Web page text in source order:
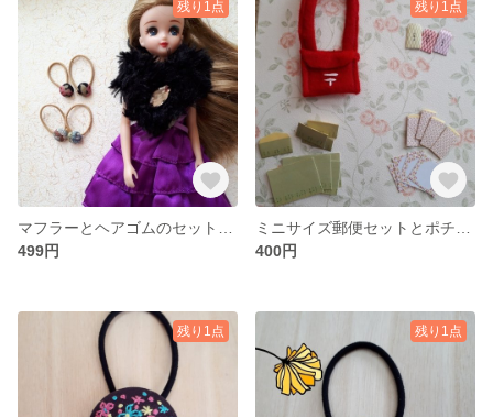
残り1点
499円
残り1点
400円
残り1点 残り1点